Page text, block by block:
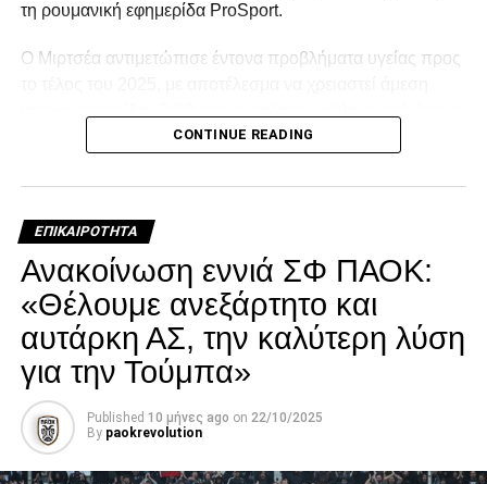
τη ρουμανική εφημερίδα ProSport.
Ο Μιρτσέα αντιμετώπισε έντονα προβλήματα υγείας προς
κρυολόγημα, το οποίο επηρέασε αρνητικά την ήδη
αναγκαία να νοσηλευτεί. Οι πληροφορίες αναφέρουν ότι η
νοσηλείας του.
Facebook
Twitter
EmailPinterest
WhatsApp
LinkedIn
Telegram
CONTINUE READING
ΕΠΙΚΑΙΡΌΤΗΤΑ
Ανακοίνωση εννιά ΣΦ ΠΑΟΚ:
«Θέλουμε ανεξάρτητο και
αυτάρκη ΑΣ, την καλύτερη λύση
για την Τούμπα»
Published 10 μήνες ago on 22/10/2025
By paokrevolution